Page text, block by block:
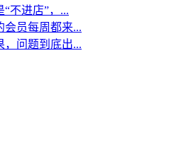
不进店”，...
会员每周都来...
，问题到底出...